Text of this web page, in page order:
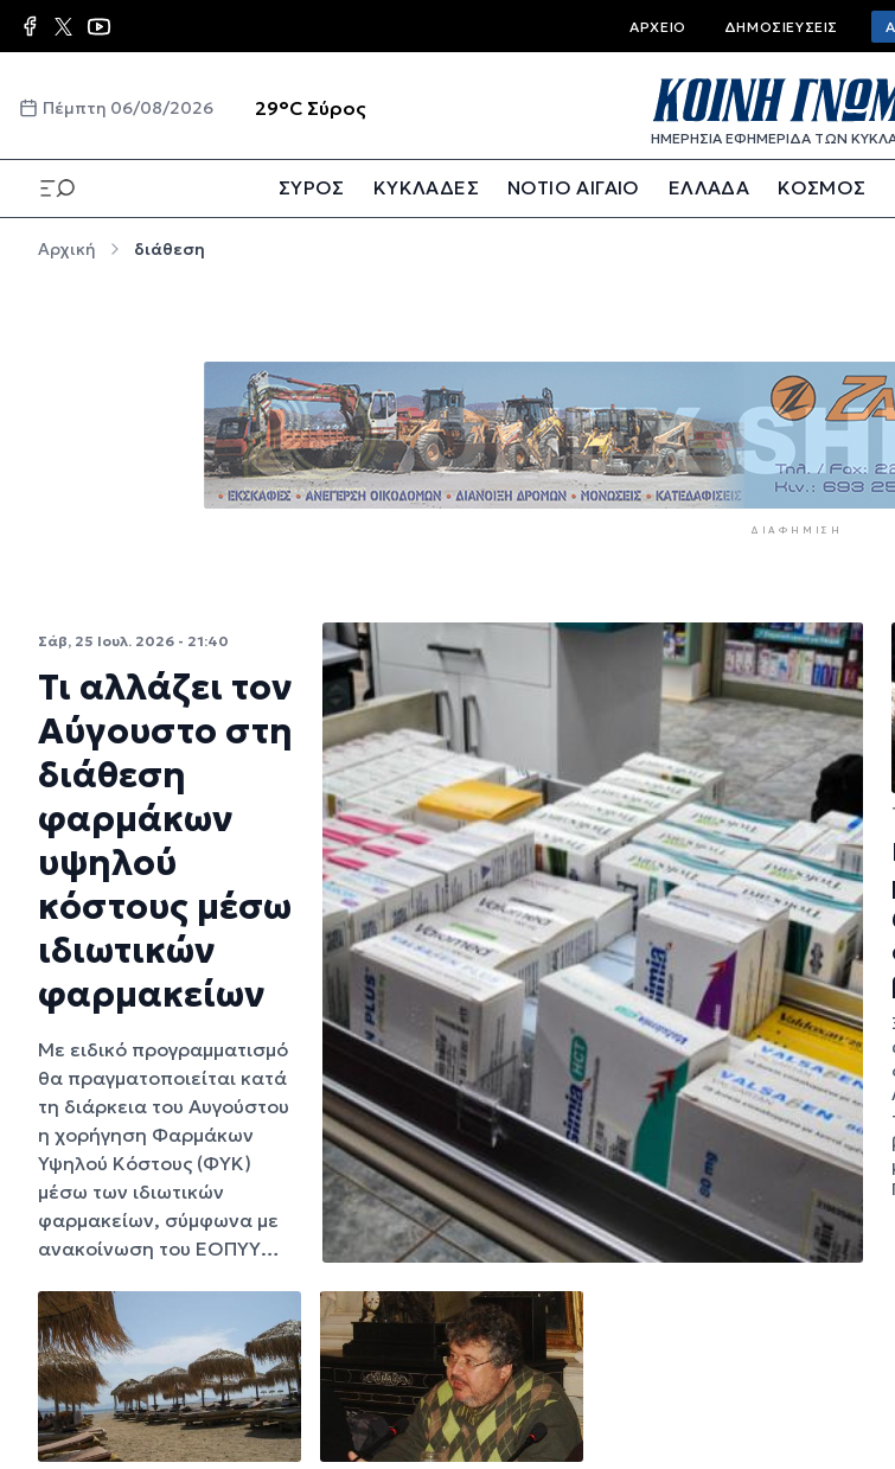
Παράκαμψη προς το κυρίως περιεχόμενο Top bar
ΑΡΧΕΊΟ ΔΗΜΟΣΙΕΎΣΕΙΣ
Πέμπτη 06/08/2026 29°C Σύρος
ΗΜΕΡΗΣΙΑ ΕΦΗΜΕΡΙΔΑ ΤΩΝ
ΣΥΡΟΣ ΚΥΚΛΑΔΕΣ ΝΟΤΙΟ ΑΙΓΑΙΟ ΕΛΛΑΔΑ ΚΟΣΜΟΣ
Αρχική διάθεση
ΔΙΑΦΉΜΙΣΗ
Σάβ, 25 Ιουλ. 2026 - 21:40
Τι αλλάζει τον
Αύγουστο στη
διάθεση
φαρμάκων
υψηλού
κόστους μέσω
ιδιωτικών
φαρμακείων
Με ειδικό προγραμματισμό
θα πραγματοποιείται κατά
τη διάρκεια του Αυγούστου
η χορήγηση Φαρμάκων
Υψηλού Κόστους (ΦΥΚ)
μέσω των ιδιωτικών
φαρμακείων, σύμφωνα με
ανακοίνωση του ΕΟΠΥΥ…